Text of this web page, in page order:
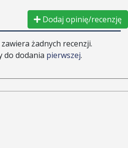
Dodaj opinię/recenzję
żadnych recenzji.
do dodania pierwszej.